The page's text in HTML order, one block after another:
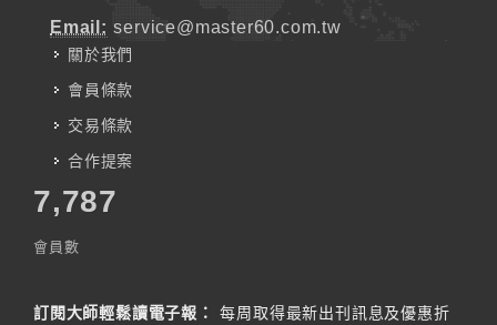
Email: service@master60.com.tw
關於我們
會員條款
交易條款
合作提案
7,787
會員數
訂閱大師輕鬆讀電子報：
每周取得最新出刊訊息及優惠折